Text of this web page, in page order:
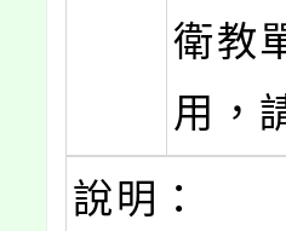
衛教
用，
說明：